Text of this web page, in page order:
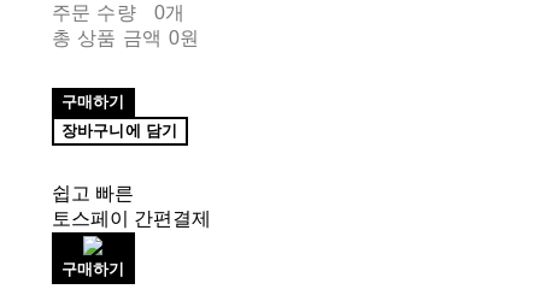
주문 수량
0개
총 상품 금액 0원
구매하기
장바구니에 담기
쉽고 빠른
토스페이 간편결제
구매하기